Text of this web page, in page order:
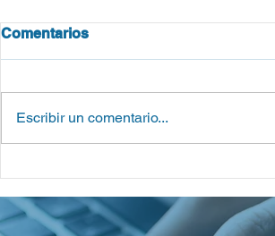
Reporte del Centro Wiesenthal
Primer Plenario de la
Comentarios
Escribir un comentario...